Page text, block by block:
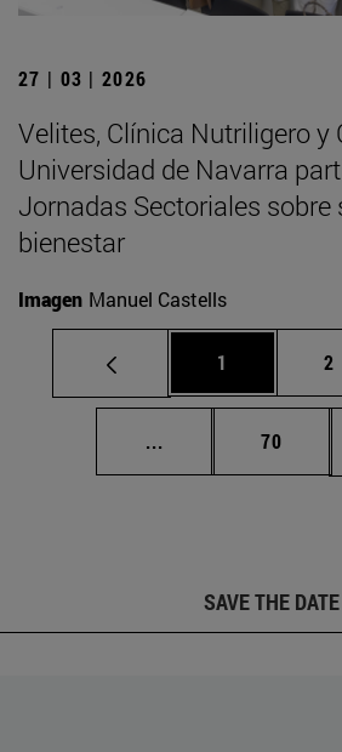
27 | 03 | 2026
Velites, Clínica Nutriligero y
Universidad de Navarra
Jornadas Sectoriales sobre
bienestar
Imagen Manuel Castells
Página
1 2
... Páginas Página
70
SAVE THE DATE